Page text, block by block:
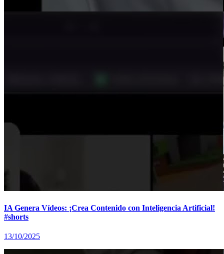
IA Genera Vídeos: ¡Crea Contenido con Inteligencia Artificial!
#shorts
13/10/2025